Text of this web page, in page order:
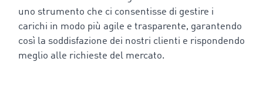
uno strumento che ci consentisse di gestire i
carichi in modo più agile e trasparente, garantendo
così la soddisfazione dei nostri clienti e rispondendo
meglio alle richieste del mercato.